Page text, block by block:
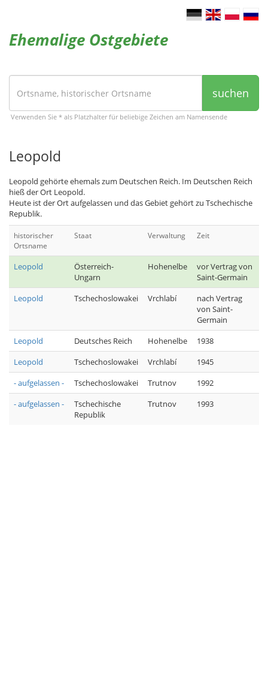
Ehemalige Ostgebiete
suchen
Verwenden Sie * als Platzhalter für beliebige Zeichen am Namensende
Leopold
Leopold gehörte ehemals zum Deutschen Reich. Im Deutschen Reich
hieß der Ort Leopold.
Heute ist der Ort aufgelassen und das Gebiet gehört zu Tschechische
Republik.
historischer
Ortsname
Staat Verwaltung Zeit
Leopold
Österreich-
Ungarn
Hohenelbe
vor Vertrag von
Saint-Germain
Leopold
Tschechoslowakei Vrchlabí
nach Vertrag
von Saint-
Germain
Leopold
Deutsches Reich Hohenelbe
1938
Leopold
Tschechoslowakei Vrchlabí
1945
- aufgelassen -
Tschechoslowakei Trutnov
1992
- aufgelassen -
Tschechische
Republik
Trutnov 1993